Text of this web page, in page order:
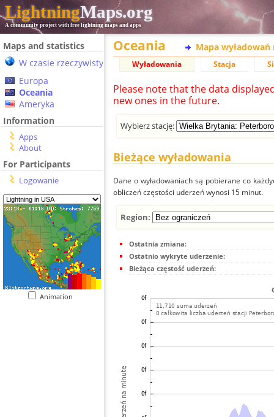
LightningMaps.org
A community project with free lightning maps and apps
Maps and statistics
W czasie rzeczywistym
Europa
Oceania
Ameryka
Information
Apps
About
For Participants
Logowanie
Animation
Oceania Mapa wyładowań
Wyładowania Stacja
Please note that the data
new ones in the future.
Wybierz stację:
Bieżące wyładowania
Dane o wyładowaniach są pobierane co
obliczeń częstości uderzeń wynosi 15 minut.
Region:
Ostatnia zmiana:
Ostatnio wykryte uderzenie:
Bieżąca częstość uderzeń: